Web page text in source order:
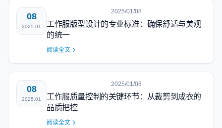
08
2025.01
2025/01/08
工作服版型设计的专业标准：确保舒适与美观
的统一
阅读全文
08
2025.01
2025/01/08
工作服质量控制的关键环节：从裁剪到成衣的
品质把控
阅读全文